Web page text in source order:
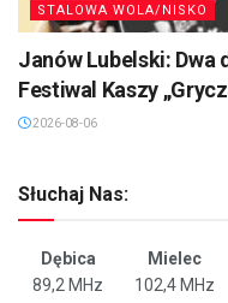
STALOWA WOLA/NISKO
Janów Lubelski: Dwa
Festiwal Kaszy
2026-08-06
Słuchaj Nas:
Dębica Mielec
89,2 MHz
102,4 MHz